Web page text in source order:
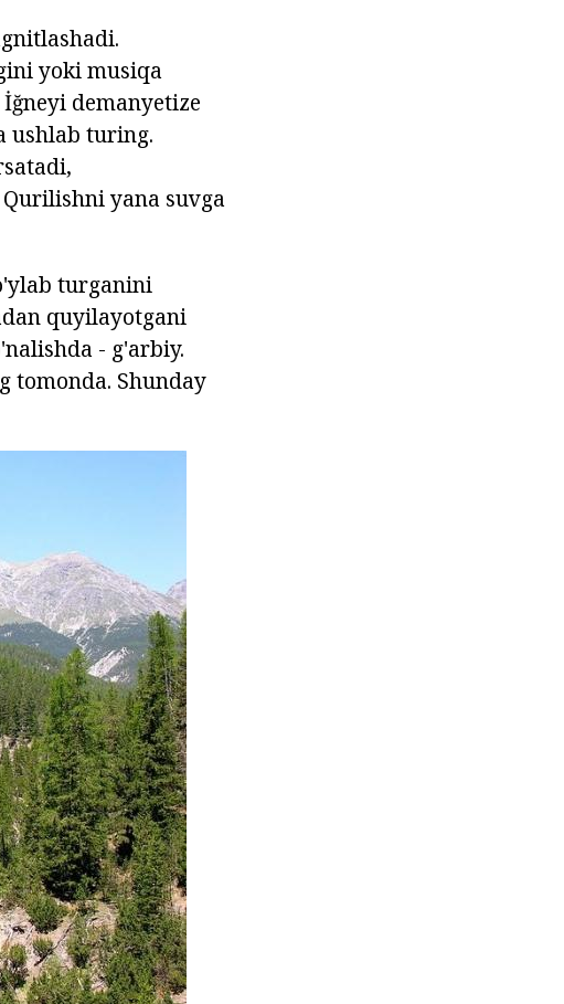
yoki musiqa
demanyetize
ushlab turing.
yana suvga
turganini
quyilayotgani
- g'arbiy.
tomonda. Shunday